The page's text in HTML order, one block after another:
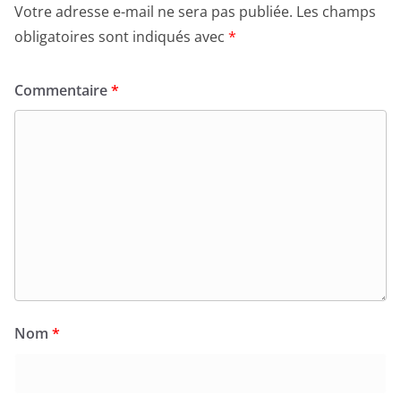
Votre adresse e-mail ne sera pas publiée. Les champs
obligatoires sont indiqués avec *
Commentaire*
Nom *